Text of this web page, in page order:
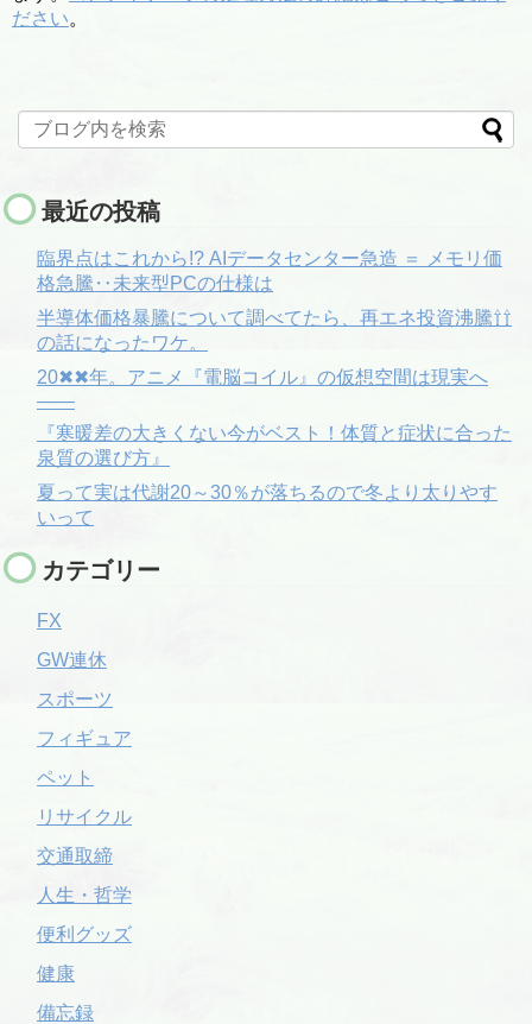
ださい。
最近の投稿
臨界点はこれから!? AIデータセンター急造 ＝ メモリ価
格急騰‥未来型PCの仕様は
半導体価格暴騰について調べてたら、再エネ投資沸騰⇧⇧
の話になったワケ。
20✖✖年。アニメ『電脳コイル』の仮想空間は現実へ
――
『寒暖差の大きくない今がベスト！体質と症状に合った
泉質の選び方』
夏って実は代謝20～30％が落ちるので冬より太りやす
いって
カテゴリー
FX
GW連休
スポーツ
フィギュア
ペット
リサイクル
交通取締
人生・哲学
便利グッズ
健康
備忘録